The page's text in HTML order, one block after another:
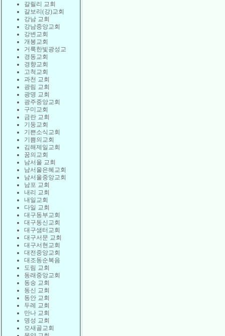
갈릴리 교회
갈보리(강)교회
강남 교회
강남중앙교회
강변교회
개봉교회
거룩한빛광성교
경동교회
경향교회
고척교회
과천 교회
광림 교회
광명 교회
광주중앙교회
구미교회
금란 교회
기둥교회
기쁜소식교회
기쁨의교회
김해제일교회
꿈의교회
남서울 교회
남서울은혜교회
남서울중앙교회
남포 교회
내리 교회
내일교회
다일 교회
대구동부교회
대구동신교회
대구샘터교회
대구서문 교회
대구서현교회
대전중앙교회
대조동순복음
도림 교회
동래중앙교회
동숭 교회
동신 교회
동안 교회
두레 교회
만나 교회
명성 교회
모새골교회